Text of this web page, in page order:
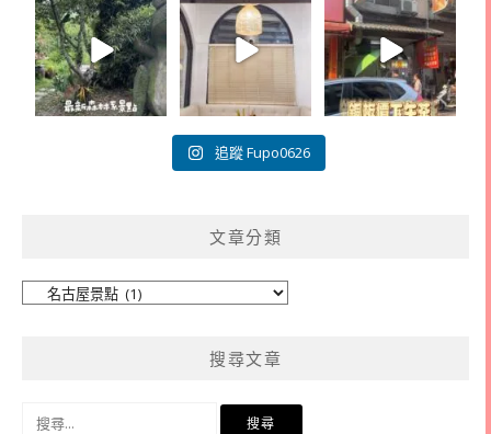
追蹤 Fupo0626
文章分類
搜尋文章